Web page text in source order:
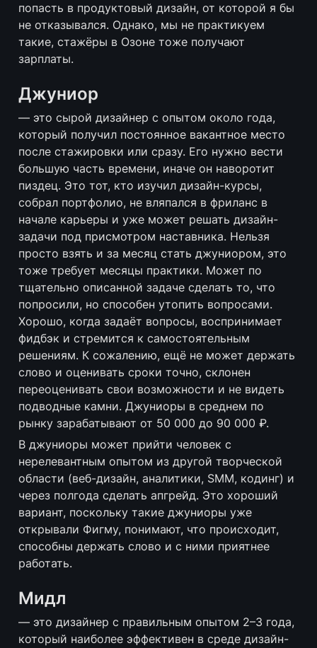
попасть в продуктовый дизайн, от которой я бы
не отказывался. Однако, мы не практикуем
такие, стажёры в Озоне тоже получают
зарплаты.
Джуниор
— это сырой дизайнер с опытом около года,
который получил постоянное вакантное место
после стажировки или сразу. Его нужно вести
большую часть времени, иначе он наворотит
пиздец. Это тот, кто изучил дизайн-курсы,
собрал портфолио, не вляпался в фриланс в
начале карьеры и уже может решать дизайн-
задачи под присмотром наставника. Нельзя
просто взять и за месяц стать джуниором, это
тоже требует месяцы практики. Может по
тщательно описанной задаче сделать то, что
попросили, но способен утопить вопросами.
Хорошо, когда задаёт вопросы, воспринимает
фидбэк и стремится к самостоятельным
решениям. К сожалению, ещё не может держать
слово и оценивать сроки точно, склонен
переоценивать свои возможности и не видеть
подводные камни. Джуниоры в среднем по
рынку зарабатывают от 50 000 до 90 000 ₽.
В джуниоры может прийти человек с
нерелевантным опытом из другой творческой
области (веб-дизайн, аналитики, SMM, кодинг) и
через полгода сделать апгрейд. Это хороший
вариант, поскольку такие джуниоры уже
открывали Фигму, понимают, что происходит,
способны держать слово и с ними приятнее
работать.
Мидл
— это дизайнер с правильным опытом 2–3 года,
который наиболее эффективен в среде дизайн-